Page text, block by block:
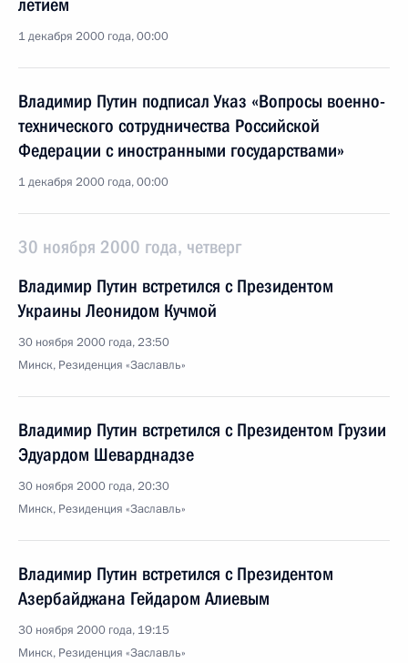
летием
1 декабря 2000 года, 00:00
Владимир Путин подписал Указ «Вопросы военно-
технического сотрудничества Российской
Федерации с иностранными государствами»
1 декабря 2000 года, 00:00
30 ноября 2000 года, четверг
Владимир Путин встретился с Президентом
Украины Леонидом Кучмой
30 ноября 2000 года, 23:50
Минск, Резиденция «Заславль»
Владимир Путин встретился с Президентом Грузии
Эдуардом Шеварднадзе
30 ноября 2000 года, 20:30
Минск, Резиденция «Заславль»
Владимир Путин встретился с Президентом
Азербайджана Гейдаром Алиевым
30 ноября 2000 года, 19:15
Минск, Резиденция «Заславль»